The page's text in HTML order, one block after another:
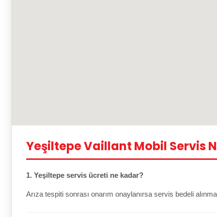
Yeşiltepe Vaillant Mobil Servis
1. Yeşiltepe servis ücreti ne kadar?
Arıza tespiti sonrası onarım onaylanırsa servis bedeli